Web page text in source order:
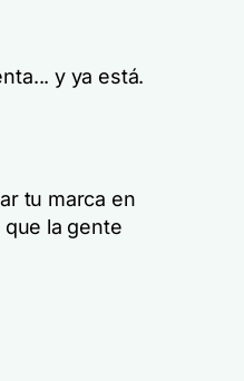
y ya está.
tu marca en
la gente